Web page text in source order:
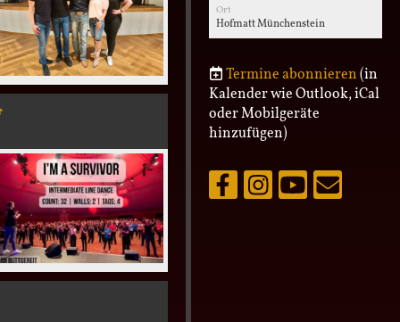
Ort
Hofmatt Münchenstein
Termine abonnieren(in
Kalender wie Outlook, iCal
oder Mobilgeräte
hinzufügen)